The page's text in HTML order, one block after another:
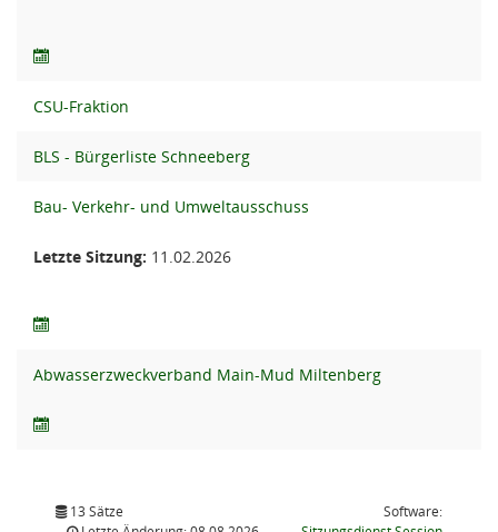
CSU-Fraktion
BLS - Bürgerliste Schneeberg
Bau- Verkehr- und Umweltausschuss
Letzte Sitzung: 11.02.2026
Abwasserzweckverband Main-Mud Miltenberg
13 Sätze
Software: